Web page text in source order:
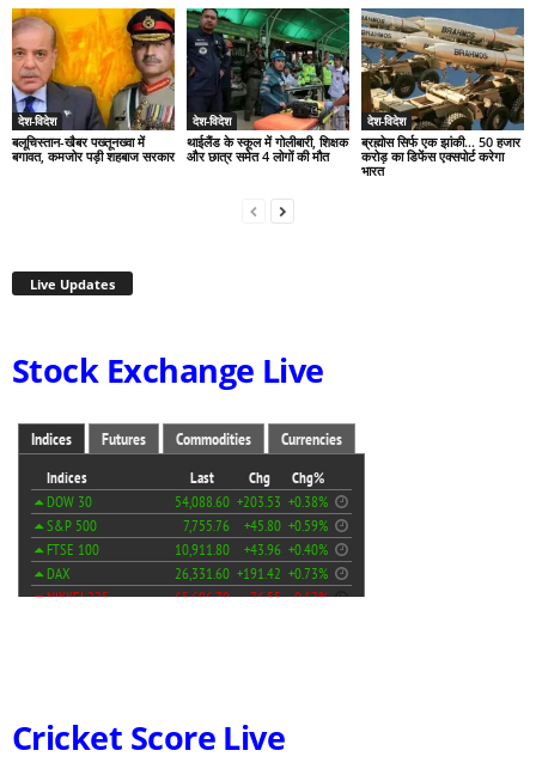
देश-विदेश
बलूचिस्तान-खैबर पख्तूनख्वा में
बगावत, कमजोर पड़ी शहबाज सरकार
देश-विदेश
थाईलैंड के स्कूल में गोलीबारी, शिक्षक
और छात्र समेत 4 लोगों की मौत
देश-विदेश
ब्रह्मोस सिर्फ एक झांकी… 50 हजार
करोड़ का डिफेंस एक्सपोर्ट करेगा
भारत
Live Updates
Stock Exchange Live
Cricket Score Live